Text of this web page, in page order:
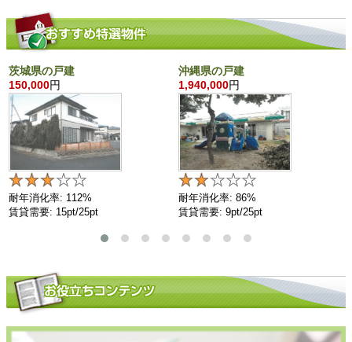
茨城県の戸建
150,000円
耐年消化率: 112%
賃貸需要: 15pt/25pt
沖縄県の戸建
1,940,000円
耐年消化率: 86%
賃貸需要: 9pt/25pt